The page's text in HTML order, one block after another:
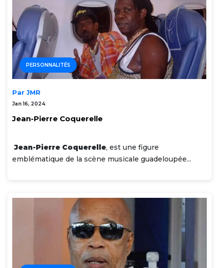
PERSONNALITÉS
Par JMR
Jan 16, 2024
Jean-Pierre Coquerelle
Jean-Pierre Coquerelle, est une figure
emblématique de la scène musicale guadeloupée...